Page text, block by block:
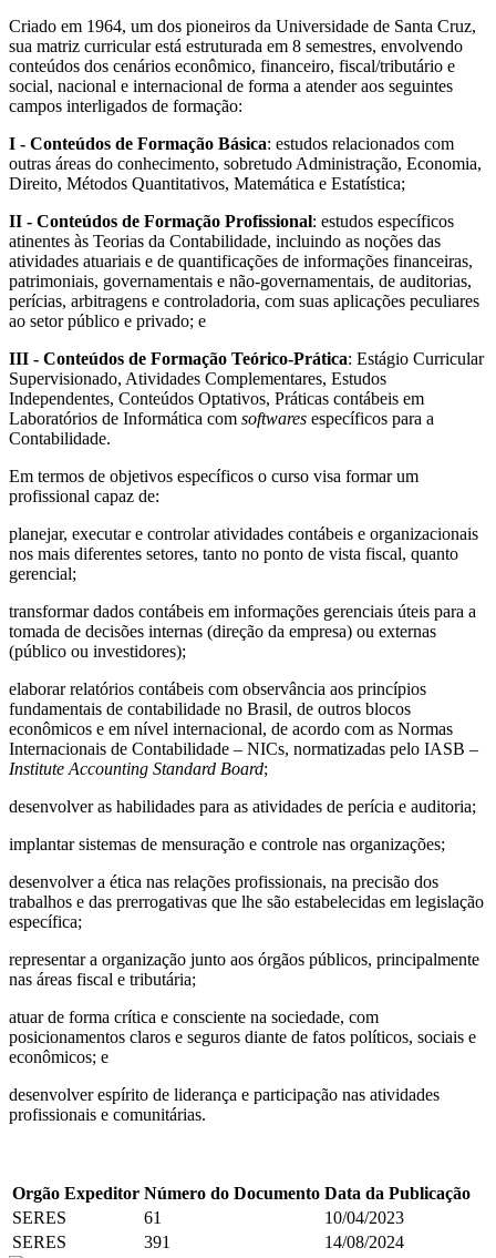
Criado em 1964, um dos pioneiros da Universidade de Santa Cruz,
sua matriz curricular está estruturada em 8 semestres, envolvendo
conteúdos dos cenários econômico, financeiro, fiscal/tributário e
social, nacional e internacional de forma a atender aos seguintes
campos interligados de formação:
I - Conteúdos de Formação Básica: estudos relacionados com
outras áreas do conhecimento, sobretudo Administração, Economia,
Direito, Métodos Quantitativos, Matemática e Estatística;
II - Conteúdos de Formação Profissional: estudos específicos
atinentes às Teorias da Contabilidade, incluindo as noções das
atividades atuariais e de quantificações de informações financeiras,
patrimoniais, governamentais e não-governamentais, de auditorias,
perícias, arbitragens e controladoria, com suas aplicações peculiares
ao setor público e privado; e
III - Conteúdos de Formação Teórico-Prática: Estágio Curricular
Supervisionado, Atividades Complementares, Estudos
Independentes, Conteúdos Optativos, Práticas contábeis em
Laboratórios de Informática com softwares específicos para a
Contabilidade.
Em termos de objetivos específicos o curso visa formar um
profissional capaz de:
planejar, executar e controlar atividades contábeis e organizacionais
nos mais diferentes setores, tanto no ponto de vista fiscal, quanto
gerencial;
transformar dados contábeis em informações gerenciais úteis para a
tomada de decisões internas (direção da empresa) ou externas
(público ou investidores);
elaborar relatórios contábeis com observância aos princípios
fundamentais de contabilidade no Brasil, de outros blocos
econômicos e em nível internacional, de acordo com as Normas
Internacionais de Contabilidade – NICs, normatizadas pelo IASB –
Institute Accounting Standard Board;
desenvolver as habilidades para as atividades de perícia e auditoria;
implantar sistemas de mensuração e controle nas organizações;
desenvolver a ética nas relações profissionais, na precisão dos
trabalhos e das prerrogativas que lhe são estabelecidas em legislação
específica;
representar a organização junto aos órgãos públicos, principalmente
nas áreas fiscal e tributária;
atuar de forma crítica e consciente na sociedade, com
posicionamentos claros e seguros diante de fatos políticos, sociais e
econômicos; e
desenvolver espírito de liderança e participação nas atividades
profissionais e comunitárias.
Orgão Expeditor Número do Documento Data da Publicação
SERES
61
10/04/2023
SERES
391 14/08/2024